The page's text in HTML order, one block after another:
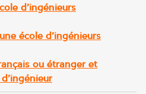
d’ingénieurs
école d’ingénieurs
ou étranger et